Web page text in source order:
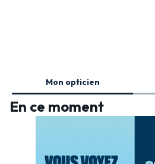
Mon opticien
En ce moment